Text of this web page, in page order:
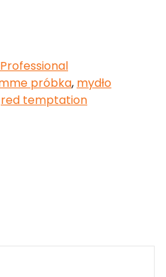
próbka, mydło
red temptation